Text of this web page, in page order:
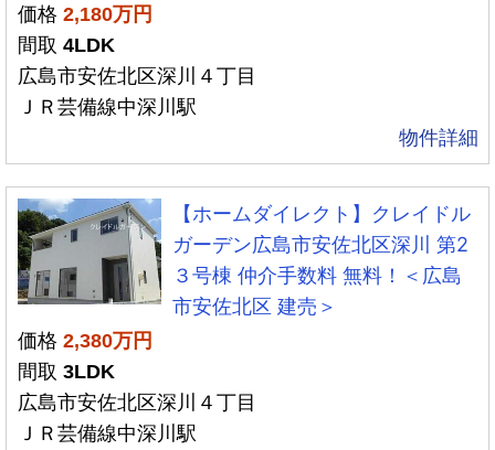
価格 2,180万円
間取 4LDK
広島市安佐北区深川４丁目
ＪＲ芸備線中深川駅
物件詳細
【ホームダイレクト】クレイドル
ガーデン広島市安佐北区深川 第2
３号棟 仲介手数料 無料！＜広島
市安佐北区 建売＞
価格 2,380万円
間取 3LDK
広島市安佐北区深川４丁目
ＪＲ芸備線中深川駅